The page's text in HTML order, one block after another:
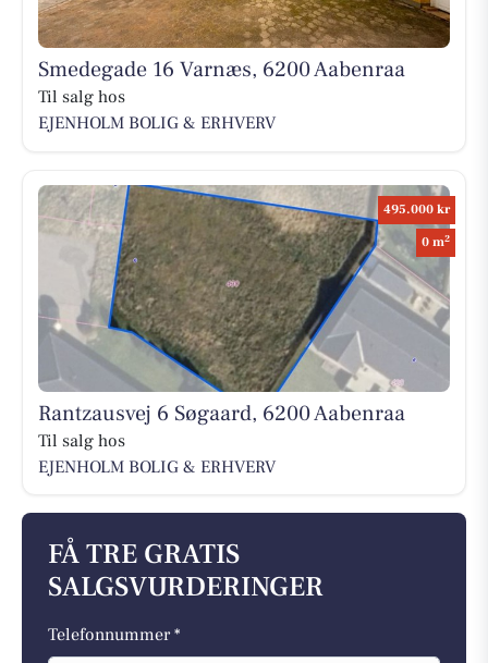
Smedegade 16 Varnæs, 6200 Aabenraa
Til salg hos
EJENHOLM BOLIG & ERHVERV
495.000 kr
0 m2
Rantzausvej 6 Søgaard, 6200 Aabenraa
Til salg hos
EJENHOLM BOLIG & ERHVERV
FÅ TRE GRATIS
SALGSVURDERINGER
Telefonnummer *